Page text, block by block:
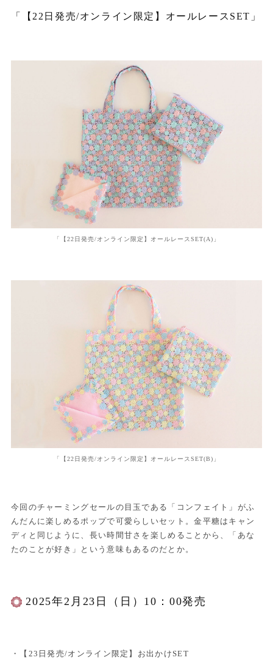
「【22日発売/オンライン限定】オールレースSET」
「【22日発売/オンライン限定】オールレースSET(A)」
「【22日発売/オンライン限定】オールレースSET(B)」
今回のチャーミングセールの目玉である「コンフェイト」がふ
んだんに楽しめるポップで可愛らしいセット。金平糖はキャン
ディと同じように、長い時間甘さを楽しめることから、「あな
たのことが好き」という意味もあるのだとか。
2025年2月23日（日）10：00発売
・【23日発売/オンライン限定】お出かけSET